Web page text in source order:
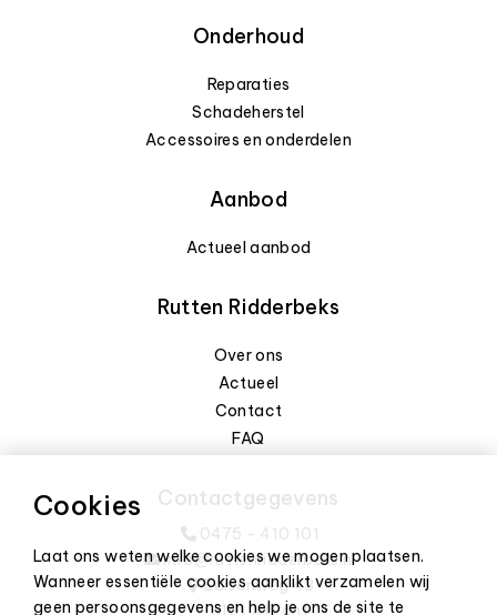
Cookies
Laat ons weten welke cookies we mogen plaatsen.
Wanneer essentiële cookies aanklikt verzamelen wij
geen persoonsgegevens en help je ons de site te
Onderhoud
Reparaties
Schadeherstel
Accessoires en onderdelen
Aanbod
Actueel aanbod
Rutten Ridderbeks
Over ons
Actueel
Contact
FAQ
Contactgegevens
0475 - 410 101
info@ruttenridderbeks.nl
Edisonweg 43
6101 XJ Echt